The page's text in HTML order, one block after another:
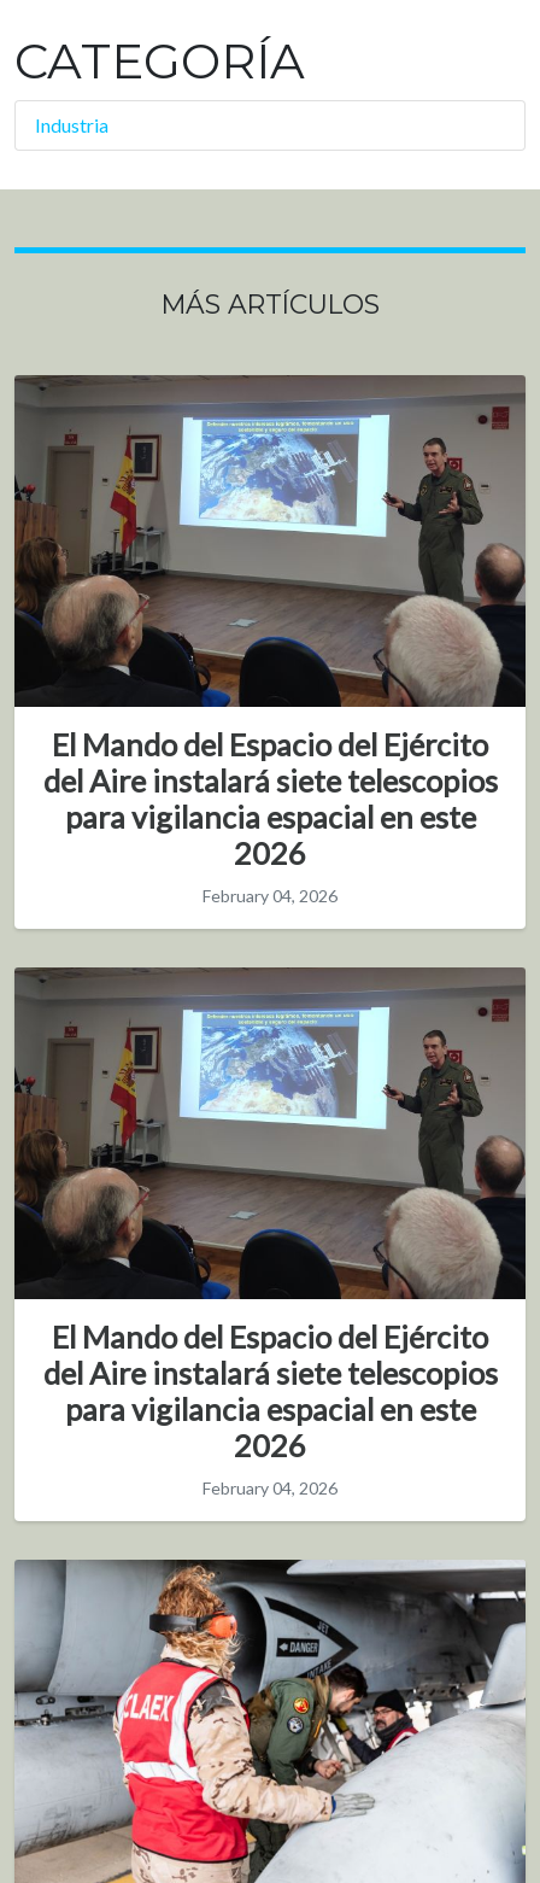
CATEGORÍA
Industria
MÁS ARTÍCULOS
El Mando del Espacio del Ejército
del Aire instalará siete telescopios
para vigilancia espacial en este
2026
February 04, 2026
El Mando del Espacio del Ejército
del Aire instalará siete telescopios
para vigilancia espacial en este
2026
February 04, 2026